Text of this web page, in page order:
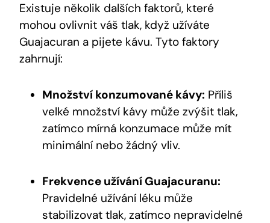
Existuje několik dalších faktorů, které
mohou ovlivnit váš tlak, když užíváte
Guajacuran a pijete kávu. Tyto faktory
zahrnují:
Množství konzumované kávy: Příliš
velké množství kávy může zvýšit tlak,
zatímco mírná konzumace může mít
minimální nebo žádný vliv.
Frekvence užívání Guajacuranu:
Pravidelné užívání léku může
stabilizovat tlak, zatímco nepravidelné